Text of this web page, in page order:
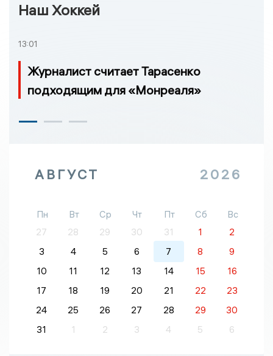
Наш Хоккей
13:01
Журналист считает Тарасенко
подходящим для «Монреаля»
АВГУСТ 2026
Пн Вт Ср Чт Пт Сб
Вс
27
28 29 30 31 1
2
3
4 5 6 7 8
9
10
11 12 13 14 15
16
17
18 19 20 21 22
23
24
25 26 27 28 29
30
31
1 2 3 4 5 6